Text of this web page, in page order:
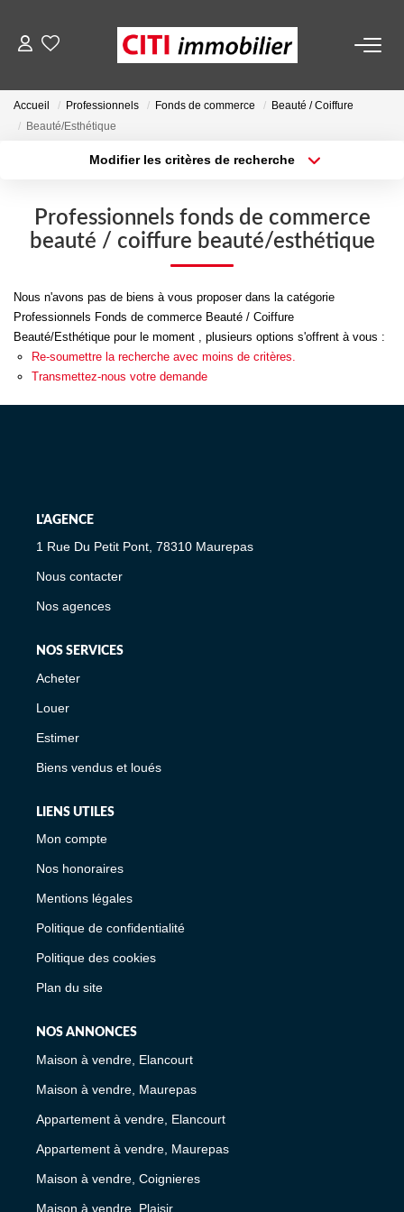
VENTES
NOS AGENCES
ACTUALITÉS
CONTACT
Accueil Professionnels Fonds de commerce
Beauté / Coiffure
Beauté/Esthétique
Modifier les critères de recherche
Type de bien
Budget max Plus de critères
Professionnels fonds de commerce
beauté / coiffure beauté/esthétique
Nous n'avons pas de biens à vous proposer dans la catégorie
Professionnels Fonds de commerce Beauté / Coiffure
Beauté/Esthétique pour le moment , plusieurs options s'offrent à vous :
Re-soumettre la recherche avec moins de critères.
Transmettez-nous votre demande
L'AGENCE
1 Rue Du Petit Pont, 78310 Maurepas
Nous contacter
Nos agences
NOS SERVICES
Acheter
Louer
Estimer
Biens vendus et loués
LIENS UTILES
Mon compte
Nos honoraires
Mentions légales
Politique de confidentialité
Politique des cookies
Plan du site
NOS ANNONCES
Maison à vendre, Elancourt
Maison à vendre, Maurepas
Appartement à vendre, Elancourt
Appartement à vendre, Maurepas
Maison à vendre, Coignieres
Maison à vendre, Plaisir